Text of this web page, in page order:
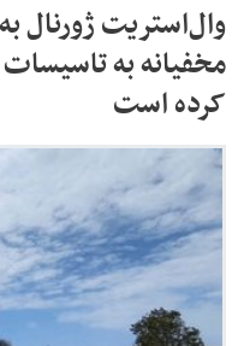
وال‌استریت ژورنال
مخفیانه به تاسیسات
کرده است